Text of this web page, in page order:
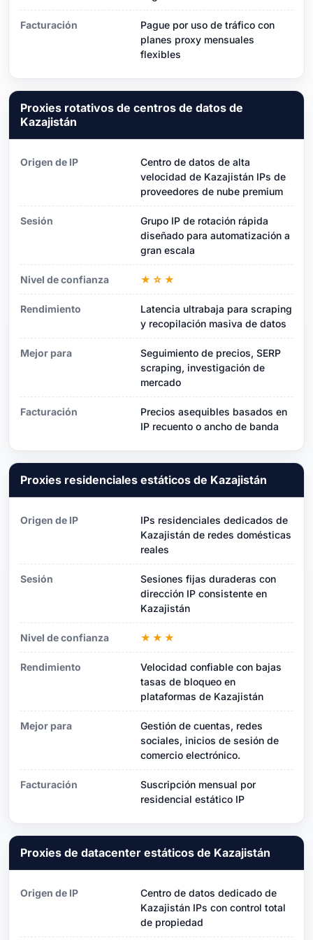
Facturación
Pague por uso de tráfico con
planes proxy mensuales
flexibles
Proxies rotativos de centros de datos de
Kazajistán
Origen de IP
Centro de datos de alta
velocidad de Kazajistán IPs de
proveedores de nube premium
Sesión
Grupo IP de rotación rápida
diseñado para automatización a
gran escala
Nivel de confianza ★☆★
Rendimiento
Latencia ultrabaja para scraping
y recopilación masiva de datos
Mejor para
Seguimiento de precios, SERP
scraping, investigación de
mercado
Facturación
Precios asequibles basados ​​en
IP recuento o ancho de banda
Proxies residenciales estáticos de Kazajistán
Origen de IP
IPs residenciales dedicados de
Kazajistán de redes domésticas
reales
Sesión
Sesiones fijas duraderas con
dirección IP consistente en
Kazajistán
Nivel de confianza ★★★
Rendimiento
Velocidad confiable con bajas
tasas de bloqueo en
plataformas de Kazajistán
Mejor para
Gestión de cuentas, redes
sociales, inicios de sesión de
comercio electrónico.
Facturación
Suscripción mensual por
residencial estático IP
Proxies de datacenter estáticos de Kazajistán
Origen de IP
Centro de datos dedicado de
Kazajistán IPs con control total
de propiedad